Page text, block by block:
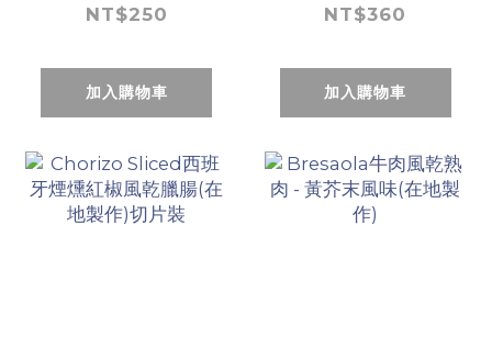
(在地製作)
NT$250
加入購物車
NT$360
加入購物車